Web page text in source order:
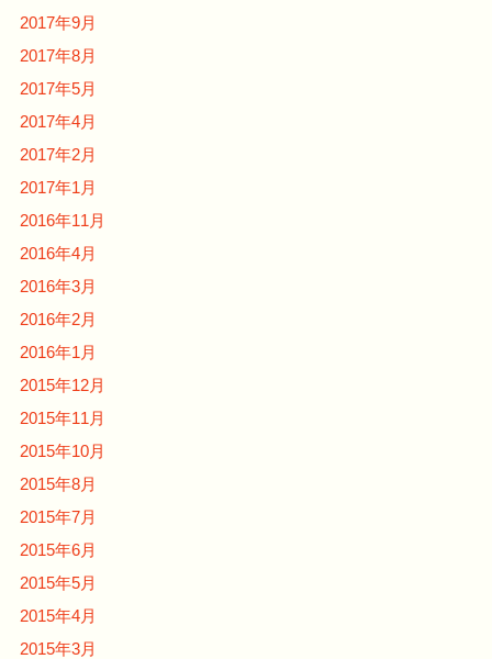
2017年9月
2017年8月
2017年5月
2017年4月
2017年2月
2017年1月
2016年11月
2016年4月
2016年3月
2016年2月
2016年1月
2015年12月
2015年11月
2015年10月
2015年8月
2015年7月
2015年6月
2015年5月
2015年4月
2015年3月